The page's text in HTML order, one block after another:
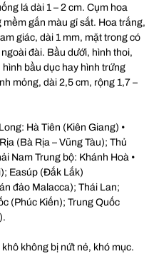
lá dài 1 – 2 cm. Cụm hoa
gắn màu gỉ sắt. Hoa trắng,
giác, dài 1 mm, mặt trong có
đài. Bầu dưới, hình thoi,
bầu dục hay hình trứng
mỏng, dài 2,5 cm, rộng 1,7 –
Hà Tiên (Kiên Giang) •
(Bà Rịa – Vũng Tàu); Thủ
Nam Trung bộ: Khánh Hoà •
Easúp (Đắk Lắk)
đảo Malacca); Thái Lan;
(Phúc Kiến); Trung Quốc
không bị nứt nẻ, khó mục.